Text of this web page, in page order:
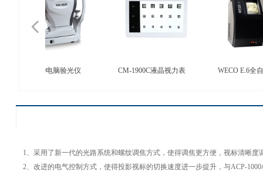
1、采用了新一代的光路系统和螺纹调焦方式，使得调焦更方便，视标清晰度
2、改进的电气控制方式，使得投影视标的切换速度进一步提升，与ACP-
9600电脑验光仪 CM-1900C液晶视力表 WECO E.6全自动磨边
넳